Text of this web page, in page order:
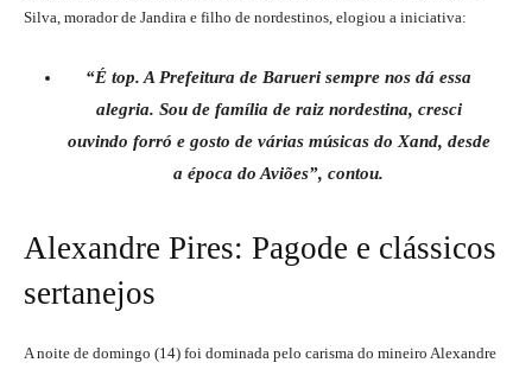
Silva, morador de Jandira e filho de nordestinos, elogiou a iniciativa:
“É top. A Prefeitura de Barueri sempre nos dá essa
alegria. Sou de família de raiz nordestina, cresci
ouvindo forró e gosto de várias músicas do Xand, desde
a época do Aviões”, contou.
Alexandre Pires: Pagode e clássicos
sertanejos
A noite de domingo (14) foi dominada pelo carisma do mineiro Alexandre